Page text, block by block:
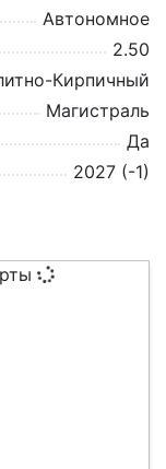
Автономное
2.50
Кирпичный
Магистраль
Да
2027 (-1)